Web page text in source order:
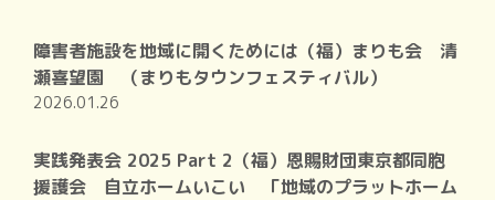
障害者施設を地域に開くためには（福）まりも会 清
瀬喜望園 （まりもタウンフェスティバル）
2026.01.26
実践発表会 2025 Part 2（福）恩賜財団東京都同胞
援護会 自立ホームいこい 「地域のプラットホーム